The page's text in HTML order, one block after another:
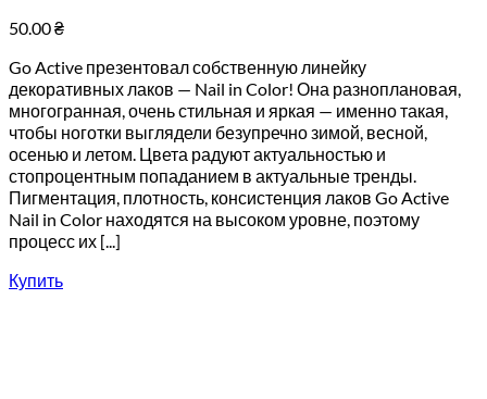
50.00₴
Go Active презентовал собственную линейку
декоративных лаков — Nail in Color! Она разноплановая,
многогранная, очень стильная и яркая — именно такая,
чтобы ноготки выглядели безупречно зимой, весной,
осенью и летом. Цвета радуют актуальностью и
стопроцентным попаданием в актуальные тренды.
Пигментация, плотность, консистенция лаков Go Active
Nail in Color находятся на высоком уровне, поэтому
процесс их [...]
Купить